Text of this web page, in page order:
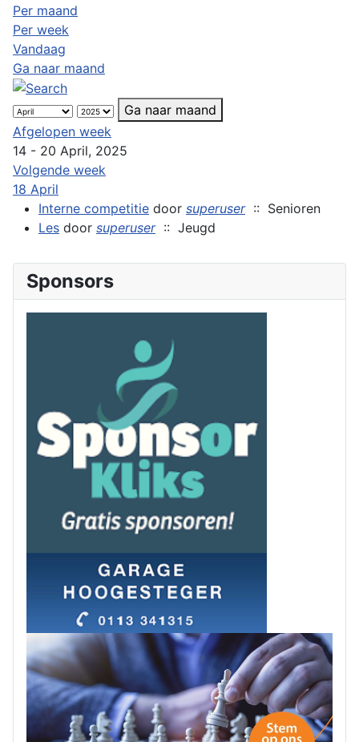
Per maand
Per week
Vandaag
Ga naar maand
Ga naar maand
Afgelopen week
14 - 20 April, 2025
Volgende week
18 April
Interne competitie door superuser:: Senioren
Les door superuser:: Jeugd
Sponsors